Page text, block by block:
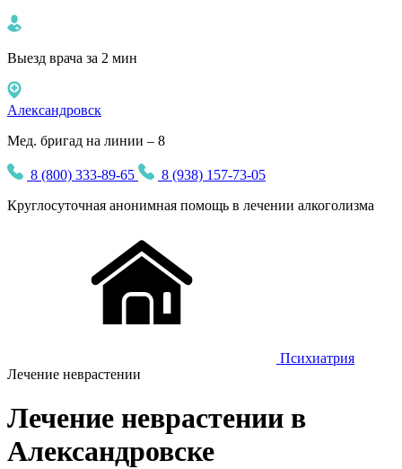
Выезд врача за 2 мин
Александровск
Мед. бригад на линии – 8
8 (800) 333-89-65
8 (938) 157-73-05
Круглосуточная анонимная помощь в лечении алкоголизма
Психиатрия
Лечение неврастении
Лечение неврастении в
Александровске